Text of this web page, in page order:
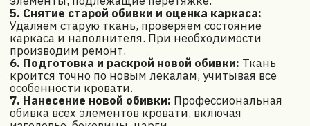
Заказать звонок
Обивочные
материалы для
перетяжки кровати
Правильный выбор обивочного материала — ключ
к долговечности и красоте вашей обновленной
кровати. Мы предлагаем огромный каталог